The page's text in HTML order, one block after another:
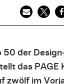
50 der
das PAGE
zwölf im